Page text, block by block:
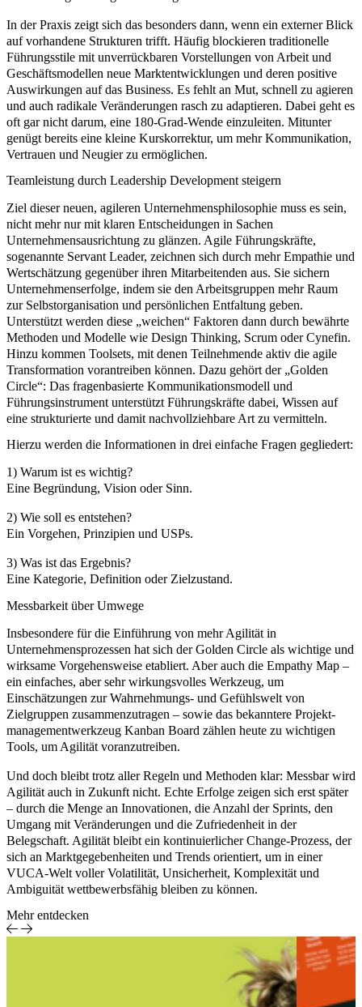
In der Praxis zeigt sich das besonders dann, wenn ein externer Blick
auf vorhandene Strukturen trifft. Häufig blockieren traditionelle
Führungsstile mit unverrückbaren Vorstellungen von Arbeit und
Geschäftsmodellen neue Marktentwicklungen und deren positive
Auswirkungen auf das Business. Es fehlt an Mut, schnell zu agieren
und auch radikale Veränderungen rasch zu adaptieren. Dabei geht es
oft gar nicht darum, eine 180-Grad-Wende einzuleiten. Mitunter
genügt bereits eine kleine Kurskorrektur, um mehr Kommunikation,
Vertrauen und Neugier zu ermöglichen.
Teamleistung durch Leadership Development steigern
Ziel dieser neuen, agileren Unternehmensphilosophie muss es sein,
nicht mehr nur mit klaren Entscheidungen in Sachen
Unternehmensausrichtung zu glänzen. Agile Führungskräfte,
sogenannte Servant Leader, zeichnen sich durch mehr Empathie und
Wertschätzung gegenüber ihren Mitarbeitenden aus. Sie sichern
Unternehmenserfolge, indem sie den Arbeitsgruppen mehr Raum
zur Selbstorganisation und persönlichen Entfaltung geben.
Unterstützt werden diese „weichen“ Faktoren dann durch bewährte
Methoden und Modelle wie Design Thinking, Scrum oderCynefin.
Hinzu kommen Toolsets, mit denen Teilnehmende aktiv die agile
Transformation vorantreiben können. Dazu gehört der „Golden
Circle“: Das fragenbasierte Kommunikationsmodell und
Führungsinstrument unterstützt Führungskräfte dabei, Wissen auf
eine strukturierte und damit nachvollziehbare Art zu vermitteln.
Hierzu werden die Informationen in drei einfache Fragen gegliedert:
1) Warum ist es wichtig?
Eine Begründung, Vision oder Sinn.
2) Wie soll es entstehen?
Ein Vorgehen, Prinzipien und USPs.
3) Was ist das Ergebnis?
Eine Kategorie, Definition oder Zielzustand.
Messbarkeit über Umwege
Insbesondere für die Einführung von mehr Agilität in
Unternehmensprozessen hat sich der Golden Circle als wichtige und
wirksame Vorgehensweise etabliert. Aber auch die Empathy Map –
ein einfaches, aber sehr wirkungsvolles Werkzeug, um
Einschätzungen zur Wahrnehmungs- und Gefühlswelt von
Zielgruppen zusammenzutragen – sowie das bekanntere Projekt­
manage­mentwerkzeug Kanban Board zählen heute zu wichtigen
Tools, um Agilität voranzutreiben.
Und doch bleibt trotz aller Regeln und Methoden klar: Messbar wird
Agilität auch in Zukunft nicht. Echte Erfolge zeigen sich erst später
– durch die Menge an Innovationen, die Anzahl der Sprints, den
Umgang mit Veränderungen und die Zufriedenheit in der
Belegschaft. Agilität bleibt ein kontinuierlicherChange-Prozess, der
sich an Marktgegebenheiten und Trends orientiert, um in einer
VUCA-Welt voller Volatilität, Unsicherheit, Komplexität und
Ambiguität wettbewerbsfähig bleiben zu können.
Mehr entdecken
Eventzentrierte
Sportproduktion